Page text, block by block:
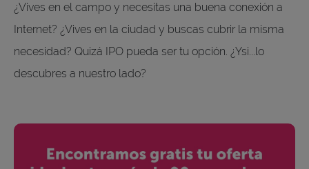
¿Vives en el campo y necesitas una buena conexión a
Internet? ¿Vives en la ciudad y buscas cubrir la misma
necesidad? Quizá IPO pueda ser tu opción. ¿Ysi...lo
descubres a nuestro lado?